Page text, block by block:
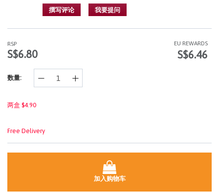
定
值
样
接。
撰写评论 我要提问
RSP
S$6.80
EU REWARDS
S$6.46
数量:
两盒 $4.90
Free Delivery
加入购物车